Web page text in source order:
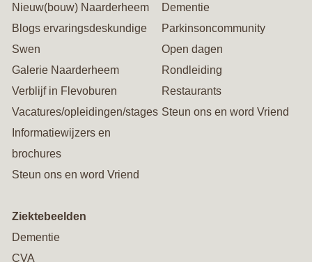
Nieuw(bouw) Naarderheem
Blogs ervaringsdeskundige
Swen
Galerie Naarderheem
Verblijf in Flevoburen
Vacatures/opleidingen/stages
Informatiewijzers en
brochures
Steun ons en word Vriend
Dementie
Parkinsoncommunity
Open dagen
Rondleiding
Restaurants
Steun ons en word Vriend
Ziektebeelden
Dementie
CVA